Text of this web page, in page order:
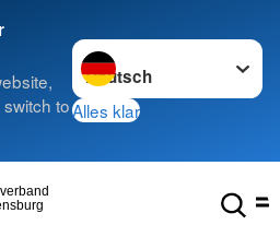
to
Sprache wechseln zu
Alles klar